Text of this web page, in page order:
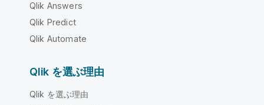
Qlik Answers
Qlik Predict
Qlik Automate
Qlik を選ぶ理由
Qlik を選ぶ理由